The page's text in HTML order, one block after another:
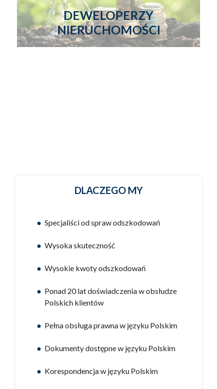
DEWELOPERZY
NIERUCHOMOŚCI
DLACZEGO MY
Specjaliści od spraw odszkodowań
Wysoka skuteczność
Wysokie kwoty odszkodowań
Ponad 20 lat doświadczenia w obsłudze
Polskich klientów
Pełna obsługa prawna w języku Polskim
Dokumenty dostępne w języku Polskim
Korespondencja w języku Polskim